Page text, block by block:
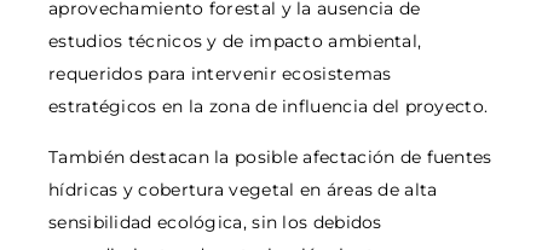
aprovechamiento forestal y la ausencia de
estudios técnicos y de impacto ambiental,
requeridos para intervenir ecosistemas
estratégicos en la zona de influencia del proyecto.
También destacan la posible afectación de fuentes
hídricas y cobertura vegetal en áreas de alta
sensibilidad ecológica, sin los debidos